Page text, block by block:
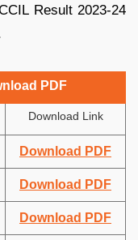
Result 2023-24
PDF
Download Link
Download PDF
Download PDF
Download PDF